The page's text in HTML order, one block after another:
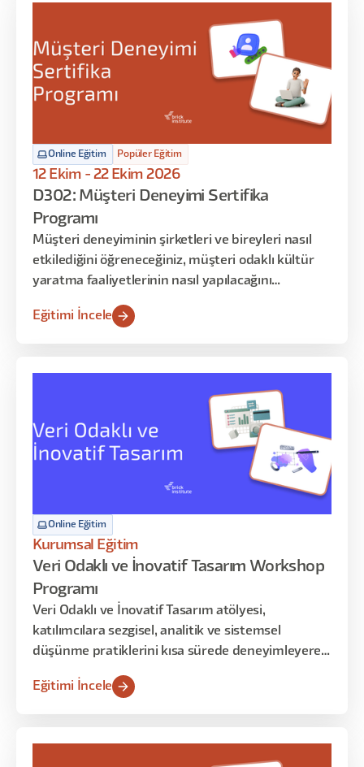
Online Eğitim Popüler Eğitim
12 Ekim - 22 Ekim 2026
D302: Müşteri Deneyimi Sertifika
Programı
Müşteri deneyiminin şirketleri ve bireyleri nasıl
etkilediğini öğreneceğiniz, müşteri odaklı kültür
yaratma faaliyetlerinin nasıl yapılacağını
deneyimi yönetmeyi -uygulama yoluyla-
Eğitimi İncele
Online Eğitim
Kurumsal Eğitim
Veri Odaklı ve İnovatif Tasarım Workshop
Programı
Veri Odaklı ve İnovatif Tasarım atölyesi,
katılımcılara sezgisel, analitik ve sistemsel
düşünme pratiklerini kısa sürede deneyimleyerek
içerikte, kullanıcı verilerinden iç görü üretme,
Eğitimi İncele